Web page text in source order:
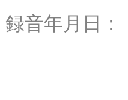
録音年月日